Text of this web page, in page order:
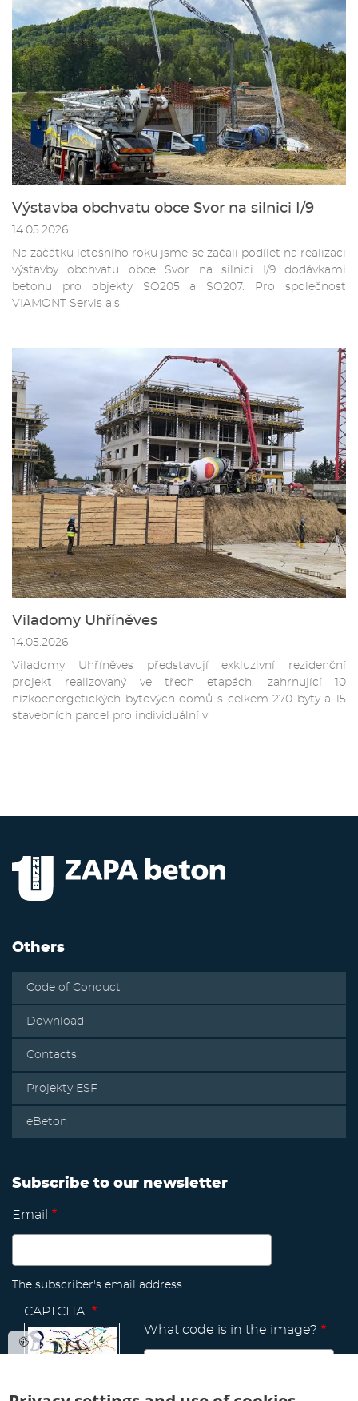
Výstavba obchvatu obce Svor na silnici I/9
14.05.2026
Na začátku letošního roku jsme se začali podílet na realizaci
výstavby obchvatu obce Svor na silnici I/9 dodávkami
betonu pro objekty SO205 a SO207. Pro společnost
VIAMONT Servis a.s.
Viladomy Uhříněves
14.05.2026
Viladomy Uhříněves představují exkluzivní rezidenční
projekt realizovaný ve třech etapách, zahrnující 10
nízkoenergetických bytových domů s celkem 270 byty a 15
stavebních parcel pro individuální v
Others
Code of Conduct
Download
Contacts
Projekty ESF
eBeton
Subscribe to our newsletter
Email
The subscriber's email address.
CAPTCHA
What code is in the image?